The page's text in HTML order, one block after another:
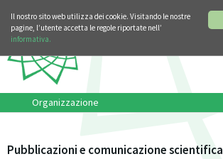
Il nostro sito web utilizza dei cookie. Visitando le nostre
pagine, l’utente accetta le regole riportate nell’
informativa.
Organizzazione
Pubblicazioni e comunicazione scientifica